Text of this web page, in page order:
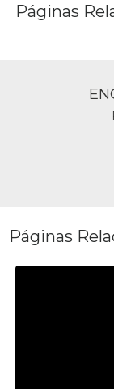
Páginas
Páginas